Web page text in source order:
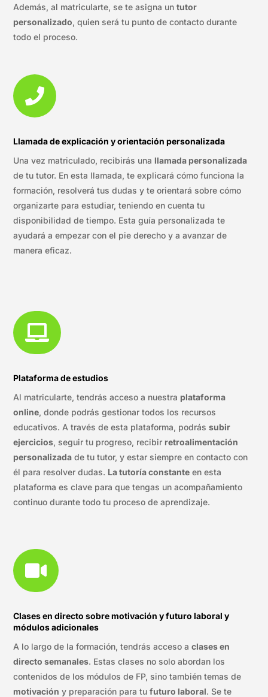
Además, al matricularte, se te asigna untutor
personalizado, quien será tu punto de contacto durante
todo el proceso.

Llamada de explicación y orientación personalizada
Una vez matriculado, recibirás una llamada personalizada
de tu tutor. En esta llamada, te explicará cómo funciona la
formación, resolverá tus dudas y te orientará sobre cómo
organizarte para estudiar, teniendo en cuenta tu
disponibilidad de tiempo. Esta guía personalizada te
ayudará a empezar con el pie derecho y a avanzar de
manera eficaz.

Plataforma de estudios
Al matricularte, tendrás acceso a nuestra plataforma
online, donde podrás gestionar todos los recursos
educativos. A través de esta plataforma, podrássubir
ejercicios, seguir tu progreso, recibir retroalimentación
personalizada de tu tutor, y estar siempre en contacto con
él para resolver dudas. La tutoría constante en esta
plataforma es clave para que tengas un acompañamiento
continuo durante todo tu proceso de aprendizaje.

Clases en directo sobre motivación y futuro laboral y
módulos adicionales
A lo largo de la formación, tendrás acceso aclases en
directo semanales. Estas clases no solo abordan los
contenidos de los módulos de FP, sino también temas de
motivación y preparación para tufuturo laboral. Se te